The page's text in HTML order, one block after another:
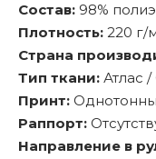
Состав: 98%
Плотность: 220 г/
Страна
Тип ткани: Атлас /
Принт:
Раппорт:
Направление в